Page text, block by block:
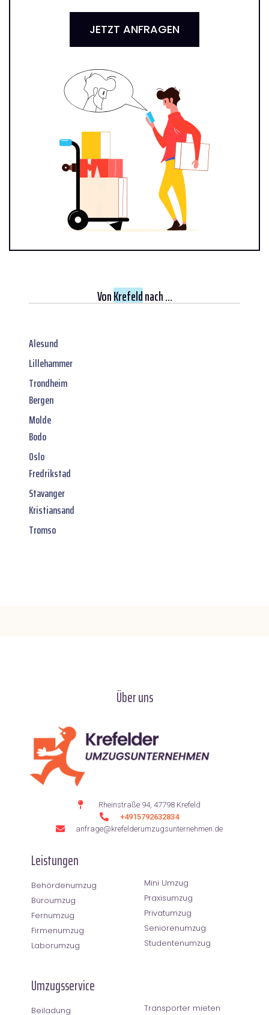
JETZT ANFRAGEN
VonKrefeldnach ...
Alesund
Lillehammer
Trondheim
Bergen
Molde
Bodo
Oslo
Fredrikstad
Stavanger
Kristiansand
Tromso
Über uns
Rheinstraße 94, 47798 Krefeld
+4915792632834
anfrage@krefelderumzugsunternehmen.de
Leistungen
Behördenumzug
Büroumzug
Fernumzug
Firmenumzug
Laborumzug
Mini Umzug
Praxisumzug
Privatumzug
Seniorenumzug
Studentenumzug
Umzugsservice
Beiladung Transporter mieten